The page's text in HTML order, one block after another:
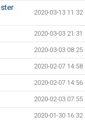
2020-03-13 11:32
2020-03-03 21:31
2020-03-03 08:25
2020-02-07 14:58
2020-02-07 14:56
2020-02-03 07:55
2020-01-30 16:32